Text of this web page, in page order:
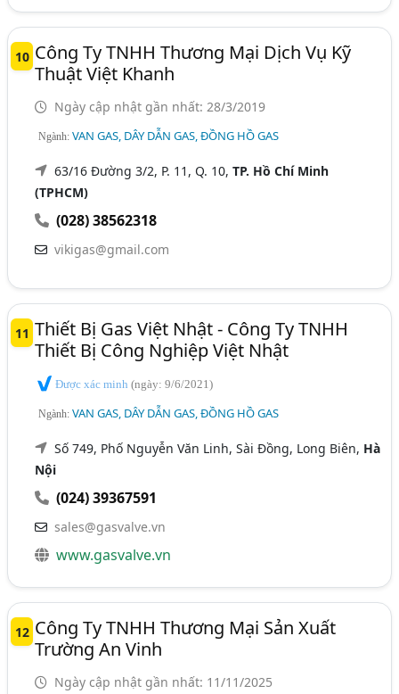
10 Công Ty TNHH Thương Mại Dịch Vụ Kỹ
Thuật Việt Khanh
Ngày cập nhật gần nhất: 28/3/2019
Ngành:VAN GAS, DÂY DẪN GAS, ĐỒNG HỒ GAS
63/16 Đường 3/2, P. 11, Q. 10,TP. Hồ Chí Minh
(TPHCM)
(028) 38562318
vikigas@gmail.com
11 Thiết Bị Gas Việt Nhật - Công Ty TNHH
Thiết Bị Công Nghiệp Việt Nhật
Được xác minh(ngày: 9/6/2021)
Ngành:VAN GAS, DÂY DẪN GAS, ĐỒNG HỒ GAS
Số 749, Phố Nguyễn Văn Linh, Sài Đồng, Long Biên, Hà
Nội
(024) 39367591
sales@gasvalve.vn
www.gasvalve.vn
12 Công Ty TNHH Thương Mại Sản Xuất
Trường An Vinh
Ngày cập nhật gần nhất: 11/11/2025